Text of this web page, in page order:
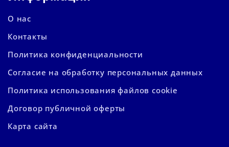
О нас
Контакты
Политика конфиденциальности
Согласие на обработку персональных данных
Политика использования файлов cookie
Договор публичной оферты
Карта сайта